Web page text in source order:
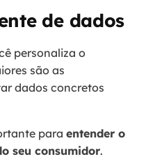
de dados
personaliza o
são as
dados concretos
para entender o
seu consumidor.